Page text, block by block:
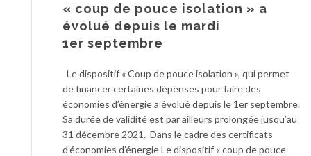
« coup de pouce isolation » a
évolué depuis le mardi
1er septembre
Le dispositif « Coup de pouce isolation », qui permet
de financer certaines dépenses pour faire des
économies d’énergie a évolué depuis le 1er septembre.
Sa durée de validité est par ailleurs prolongée jusqu’au
31 décembre 2021. Dans le cadre des certificats
d’économies d’énergie Le dispositif « coup de pouce